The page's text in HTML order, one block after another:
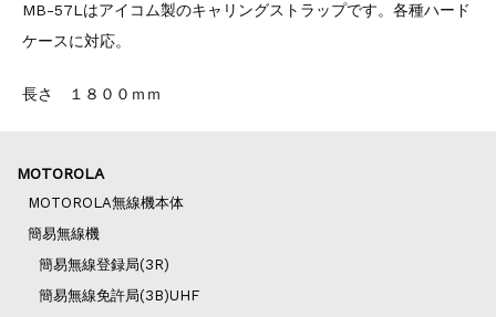
MB-57Lはアイコム製のキャリングストラップです。各種ハード
ケースに対応。
長さ １８００ｍｍ
MOTOROLA
MOTOROLA無線機本体
簡易無線機
簡易無線登録局(3R)
簡易無線免許局(3B)UHF